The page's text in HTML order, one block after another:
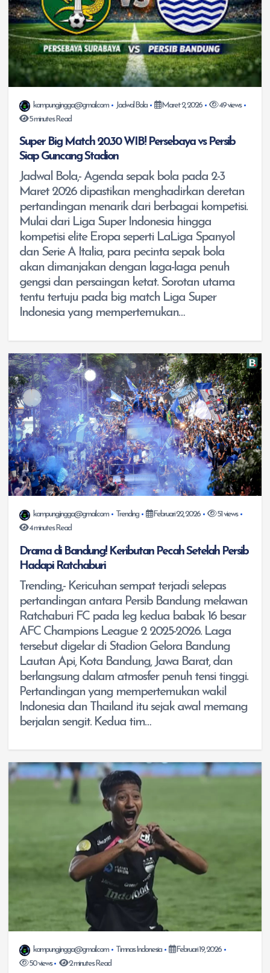
kampungjingga@gmail.com Jadwal Bola Maret 2, 2026
49 views
5 minutes Read
Super Big Match 20.30 WIB! Persebaya vs Persib
Siap Guncang Stadion
Jadwal Bola,- Agenda sepak bola pada 2-3
Maret 2026 dipastikan menghadirkan deretan
pertandingan menarik dari berbagai kompetisi.
Mulai dari Liga Super Indonesia hingga
kompetisi elite Eropa seperti LaLiga Spanyol
dan Serie A Italia, para pecinta sepak bola
akan dimanjakan dengan laga-laga penuh
gengsi dan persaingan ketat. Sorotan utama
tentu tertuju pada big match Liga Super
Indonesia yang mempertemukan…
kampungjingga@gmail.com Trending Februari 22, 2026
51 views
4 minutes Read
Drama di Bandung! Keributan Pecah Setelah Persib
Hadapi Ratchaburi
Trending,- Kericuhan sempat terjadi selepas
pertandingan antara Persib Bandung melawan
Ratchaburi FC pada leg kedua babak 16 besar
AFC Champions League 2 2025-2026. Laga
tersebut digelar di Stadion Gelora Bandung
Lautan Api, Kota Bandung, Jawa Barat, dan
berlangsung dalam atmosfer penuh tensi tinggi.
Pertandingan yang mempertemukan wakil
Indonesia dan Thailand itu sejak awal memang
berjalan sengit. Kedua tim…
kampungjingga@gmail.com Timnas Indonesia
Februari 19, 2026
50 views
2 minutes Read